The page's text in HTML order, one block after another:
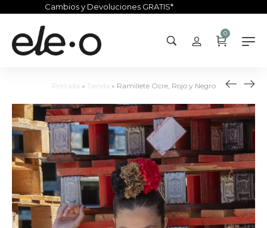
Cambios y Devoluciones GRATIS*
0
Portada » Tienda » Ramillete Ocre, Rojo y Negro